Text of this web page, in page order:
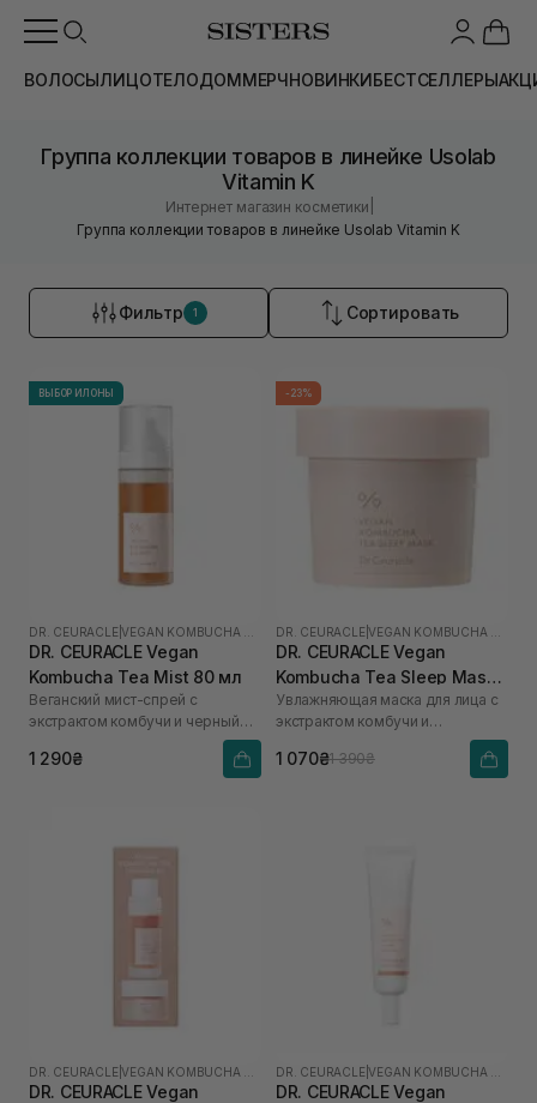
ВОЛОСЫЛИЦОТЕЛОДОММЕРЧНОВИНКИБЕСТСЕЛЛЕРЫ
Группа коллекции товаров в линейке Usolab
Vitamin K
Интернет магазин косметики
Группа коллекции товаров в линейке Usolab Vitamin K
Фильтр 1 Сортировать
ВЫБОР ИЛОНЫ
DR. CEURACLE |
DR. CEURACLE Vegan
Kombucha Tea Mist 80 мл
Веганский мист-спрей с
экстрактом комбучи и черный
1 290₴
-23%
DR. CEURACLE |
DR. CEURACLE Vegan
Kombucha Tea Sleep Mask
100 мл
Увлажняющая маска для лица с
экстрактом комбучи и
1 070₴1 390₴
DR. CEURACLE |
DR. CEURACLE Vegan
DR. CEURACLE |
DR. CEURACLE Vegan